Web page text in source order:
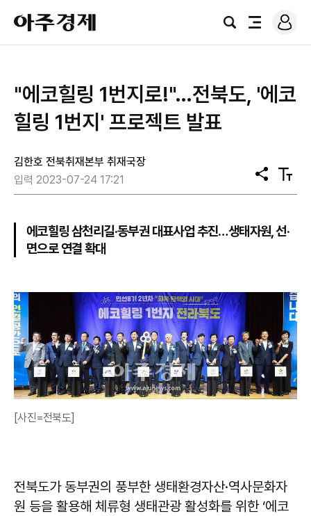
아
주
경
검
전
로
그
"에코힐링 1번지로!"…전북도, '에코
힐링 1번지' 프로젝트 발표
김한호 전북취재본부 취재국장
입력 2023-07-24 17:21
공
유
텍
스
기
에코힐링 삼천리길·동부권 대표사업 추진…생태자원, 선·
면으로 연결 확대
[사진=전북도]
전북도가 동부권의 풍부한 생태환경자산·역사문화자
원 등을 활용해 체류형 생태관광 활성화를 위한 ‘에코